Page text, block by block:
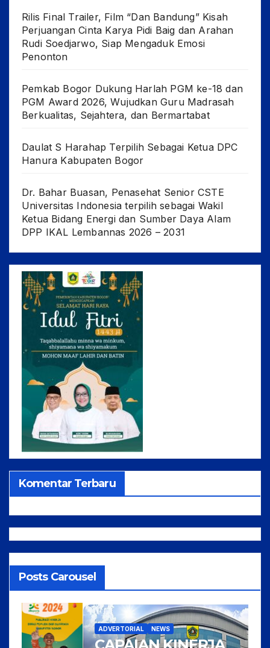
Rilis Final Trailer, Film “Dan Bandung” Kisah
Perjuangan Cinta Karya Pidi Baig dan Arahan
Rudi Soedjarwo, Siap Mengaduk Emosi
Penonton
Pemkab Bogor Dukung Harlah PGM ke-18 dan
PGM Award 2026, Wujudkan Guru Madrasah
Berkualitas, Sejahtera, dan Bermartabat
Daulat S Harahap Terpilih Sebagai Ketua DPC
Hanura Kabupaten Bogor
Dr. Bahar Buasan, Penasehat Senior CSTE
Universitas Indonesia terpilih sebagai Wakil
Ketua Bidang Energi dan Sumber Daya Alam
DPP IKAL Lembannas 2026 – 2031
Komentar Terbaru
Posts Carousel
ADVERTORIAL NEWS
CAPAIAN KINERJA